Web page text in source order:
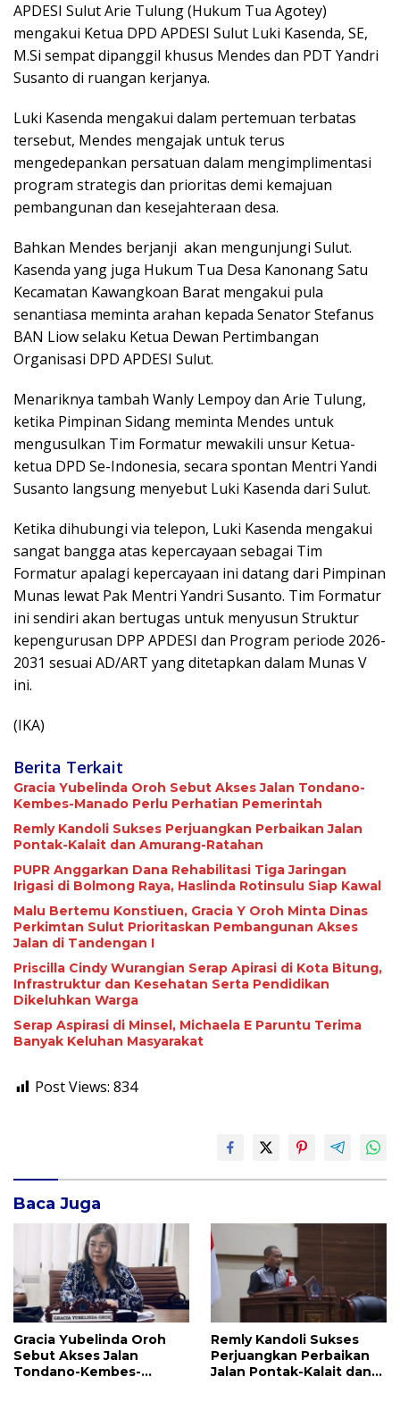
APDESI Sulut Arie Tulung (Hukum Tua Agotey)
mengakui Ketua DPD APDESI Sulut Luki Kasenda, SE,
M.Si sempat dipanggil khusus Mendes dan PDT Yandri
Susanto di ruangan kerjanya.
Luki Kasenda mengakui dalam pertemuan terbatas
tersebut, Mendes mengajak untuk terus
mengedepankan persatuan dalam mengimplimentasi
program strategis dan prioritas demi kemajuan
pembangunan dan kesejahteraan desa.
Bahkan Mendes berjanji akan mengunjungi Sulut.
Kasenda yang juga Hukum Tua Desa Kanonang Satu
Kecamatan Kawangkoan Barat mengakui pula
senantiasa meminta arahan kepada Senator Stefanus
BAN Liow selaku Ketua Dewan Pertimbangan
Organisasi DPD APDESI Sulut.
Menariknya tambah Wanly Lempoy dan Arie Tulung,
ketika Pimpinan Sidang meminta Mendes untuk
mengusulkan Tim Formatur mewakili unsur Ketua-
ketua DPD Se-Indonesia, secara spontan Mentri Yandi
Susanto langsung menyebut Luki Kasenda dari Sulut.
Ketika dihubungi via telepon, Luki Kasenda mengakui
sangat bangga atas kepercayaan sebagai Tim
Formatur apalagi kepercayaan ini datang dari Pimpinan
Munas lewat Pak Mentri Yandri Susanto. Tim Formatur
ini sendiri akan bertugas untuk menyusun Struktur
kepengurusan DPP APDESI dan Program periode 2026-
2031 sesuai AD/ART yang ditetapkan dalam Munas V
ini.
(IKA)
Berita Terkait
Gracia Yubelinda Oroh Sebut Akses Jalan Tondano-
Kembes-Manado Perlu Perhatian Pemerintah
Remly Kandoli Sukses Perjuangkan Perbaikan Jalan
Pontak-Kalait dan Amurang-Ratahan
PUPR Anggarkan Dana Rehabilitasi Tiga Jaringan
Irigasi di Bolmong Raya, Haslinda Rotinsulu Siap Kawal
Malu Bertemu Konstiuen, Gracia Y Oroh Minta Dinas
Perkimtan Sulut Prioritaskan Pembangunan Akses
Jalan di Tandengan I
Priscilla Cindy Wurangian Serap Apirasi di Kota Bitung,
Infrastruktur dan Kesehatan Serta Pendidikan
Dikeluhkan Warga
Serap Aspirasi di Minsel, Michaela E Paruntu Terima
Banyak Keluhan Masyarakat
Post Views: 834
Baca Juga
Gracia Yubelinda Oroh
Sebut Akses Jalan
Tondano-Kembes-
Remly Kandoli Sukses
Perjuangkan Perbaikan
Jalan Pontak-Kalait dan